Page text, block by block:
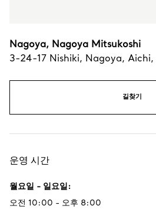
Nagoya, Nagoya Mitsukoshi
3-24-17 Nishiki, Nagoya, Aichi,
길찾기
운영 시간
월요일 - 일요일:
오전 10:00 - 오후 8:00